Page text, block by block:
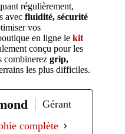
régulièrement,
avec fluidité, sécurité
vos
en ligne le kit
conçu pour les
combinerez grip,
les plus difficiles.
Gérant
complète